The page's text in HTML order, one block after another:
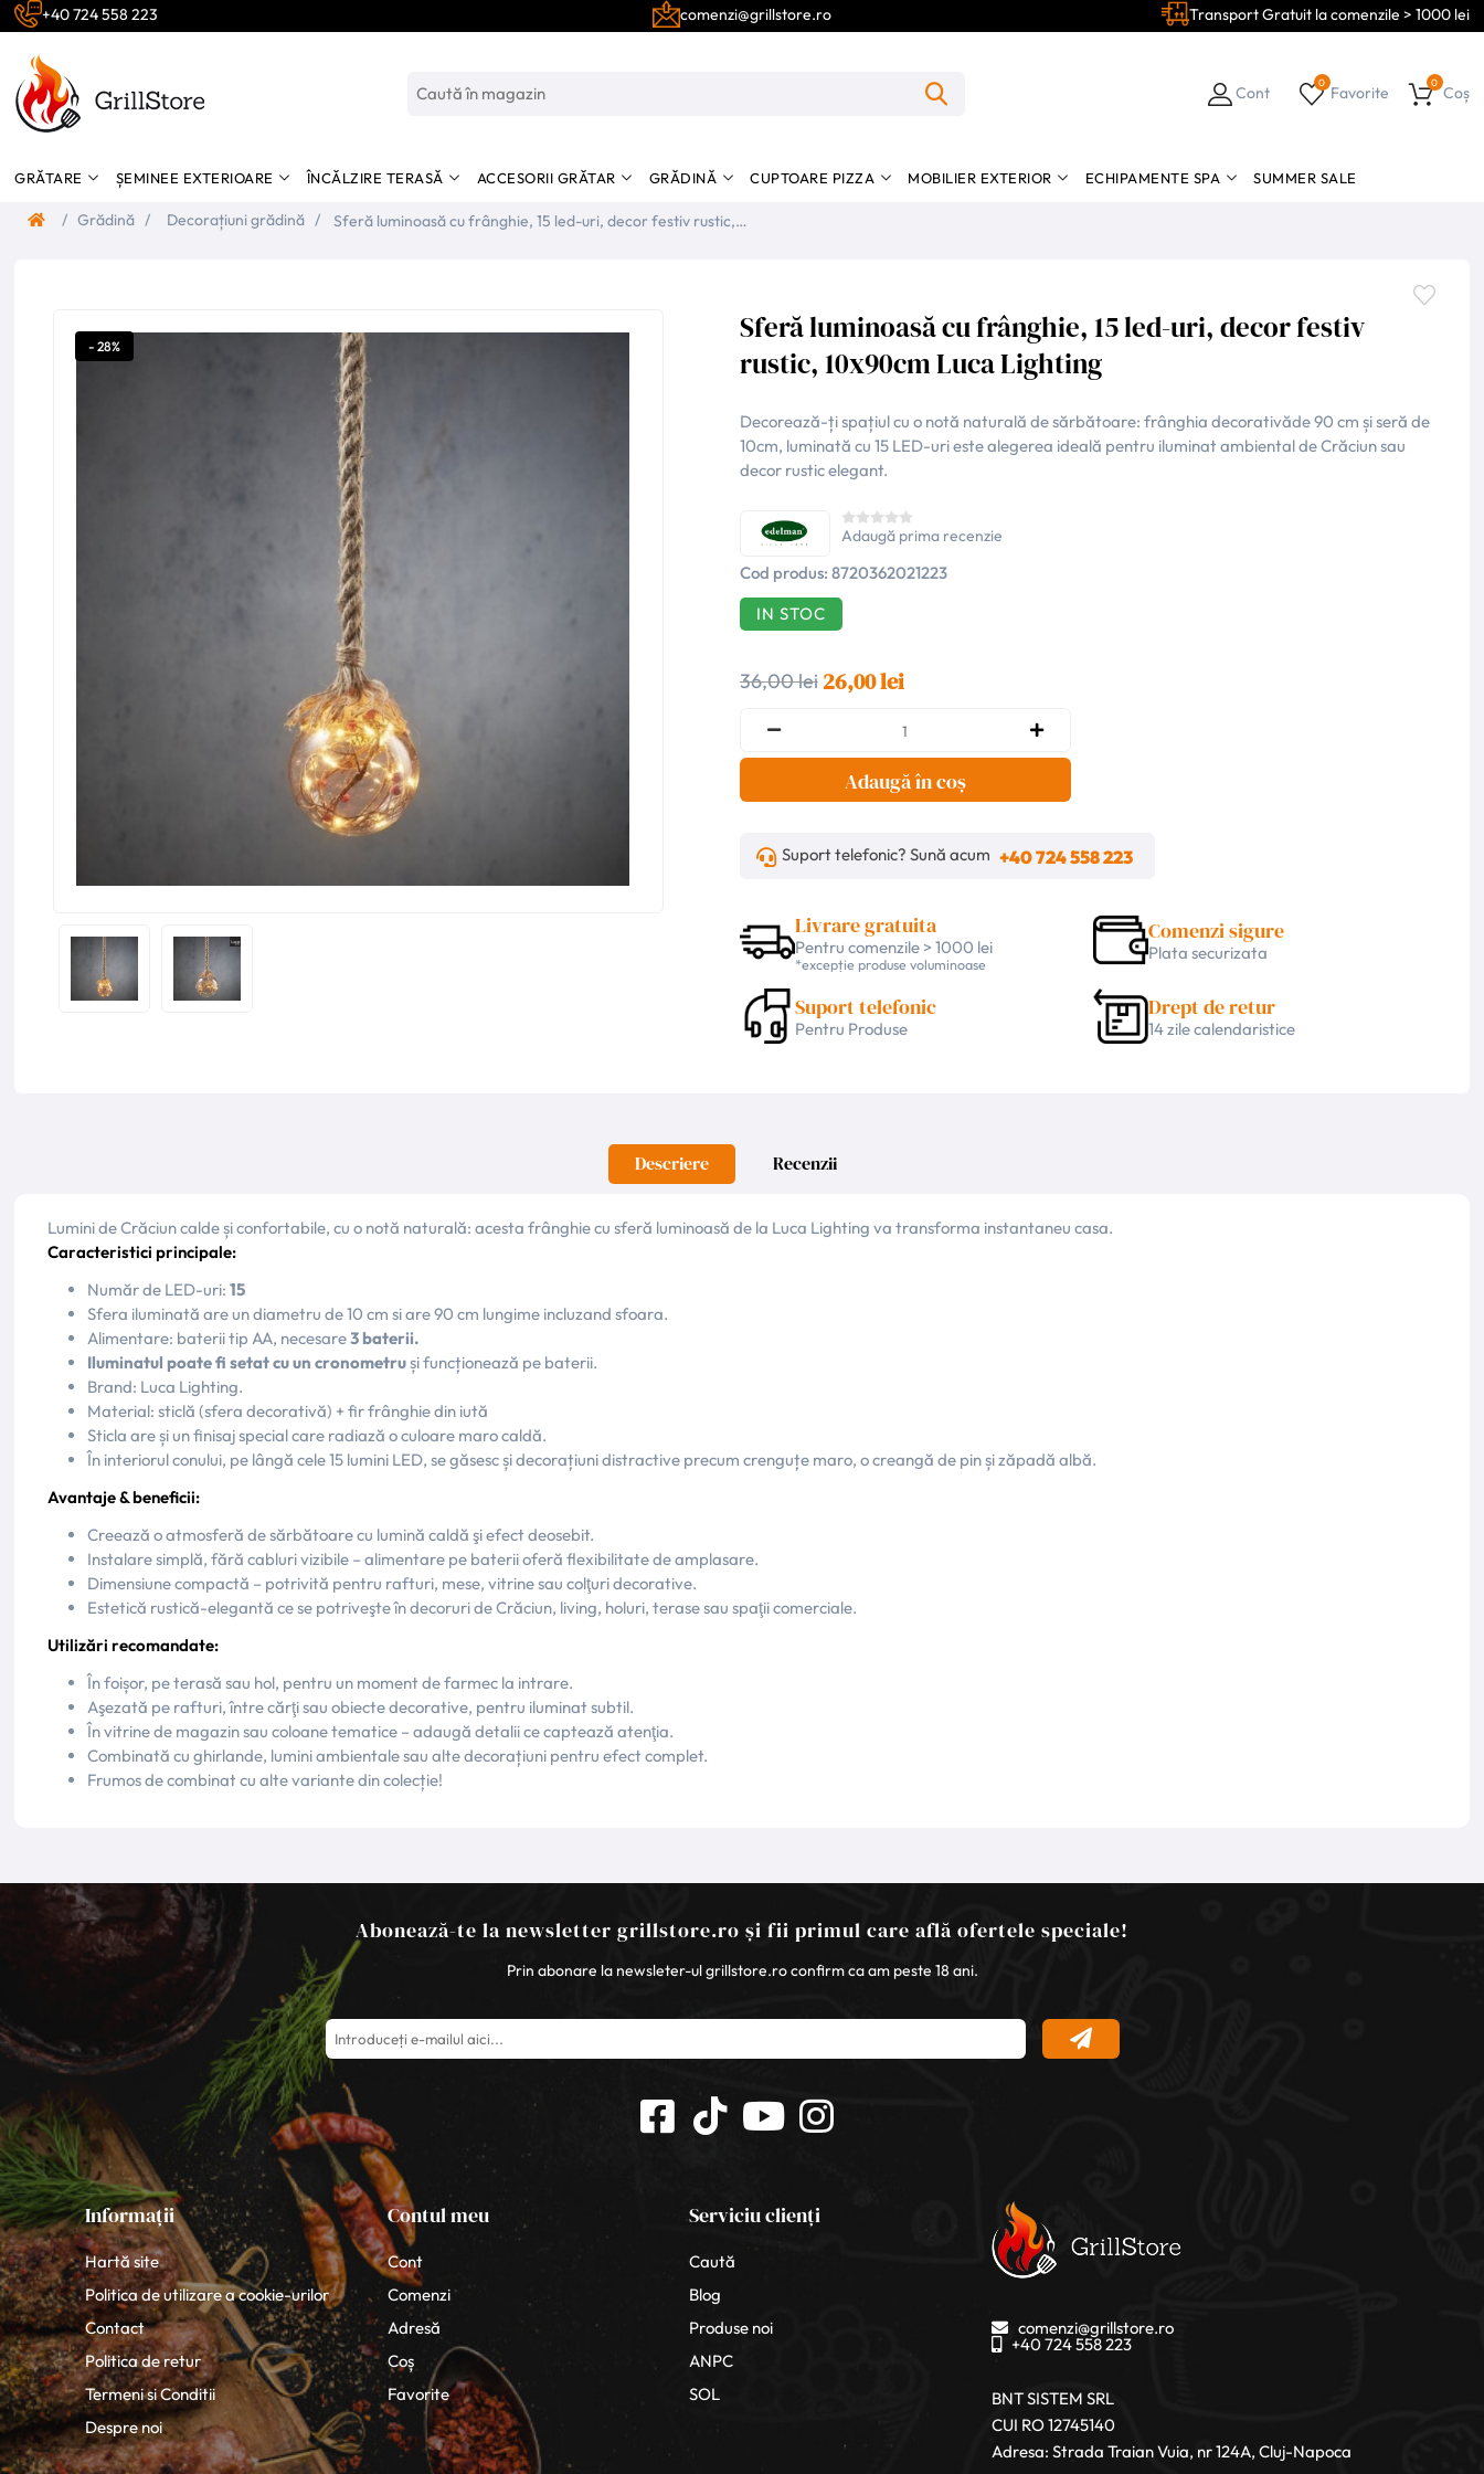
+40 724 558 223 comenzi@grillstore.ro Transport Gratuit la comenzile > 1000 lei
Cont Favorite
0
Coș
0
GRĂTARE ȘEMINEE EXTERIOARE ÎNCĂLZIRE TERASĂ ACCESORII GRĂTAR GRĂDINĂ CUPTOARE PIZZA MOBILIER EXTERIOR ECHIPAMENTE SPA SUMMER SALE
/ Grădină / Decorațiuni grădină /
Sferă luminoasă cu frânghie, 15 led-uri, decor festiv rustic,
- 28%
Sferă luminoasă cu frânghie, 15 led-uri, decor festiv
rustic, 10x90cm Luca Lighting
Decorează-ți spațiul cu o notă naturală de sărbătoare: frânghia decorativăde 90 cm și seră de
10cm, luminată cu 15 LED-uri este alegerea ideală pentru iluminat ambiental de Crăciun sau
decor rustic elegant.
Adaugă prima recenzie
Cod produs: 8720362021223
IN STOC
36,00 lei 26,00 lei
Adaugă în coș
Suport telefonic? Sună acum +40 724 558 223
Livrare gratuita
Pentru comenzile > 1000 lei
*excepție produse voluminoase
Comenzi sigure
Plata securizata
Suport telefonic
Pentru Produse
Drept de retur
14 zile calendaristice
Descriere Recenzii
Lumini de Crăciun calde și confortabile, cu o notă naturală: acesta frânghie cu sferă luminoasă de la Luca Lighting va transforma instantaneu casa.
Caracteristici principale:
Număr de LED-uri:15
Sfera iluminată are un diametru de 10 cm si are 90 cm lungime incluzand sfoara.
Alimentare: baterii tip AA, necesare3 baterii.
Iluminatul poate fi setat cu un cronometruși funcționează pe baterii.
Brand: Luca Lighting.
Material: sticlă (sfera decorativă) + fir frânghie din iută
Sticla are și un finisaj special care radiază o culoare maro caldă.
În interiorul conului, pe lângă cele 15 lumini LED, se găsesc și decorațiuni distractive precum crenguțe maro, o creangă de pin și zăpadă albă.
Avantaje & beneficii:
Creează o atmosferă de sărbătoare cu lumină caldă şi efect deosebit.
Instalare simplă, fără cabluri vizibile – alimentare pe baterii oferă flexibilitate de amplasare.
Dimensiune compactă – potrivită pentru rafturi, mese, vitrine sau colţuri decorative.
Estetică rustică-elegantă ce se potriveşte în decoruri de Crăciun, living, holuri, terase sau spaţii comerciale.
Utilizări recomandate:
În foișor, pe terasă sau hol, pentru un moment de farmec la intrare.
Aşezată pe rafturi, între cărţi sau obiecte decorative, pentru iluminat subtil.
În vitrine de magazin sau coloane tematice – adaugă detalii ce captează atenţia.
Combinată cu ghirlande, lumini ambientale sau alte decorațiuni pentru efect complet.
Frumos de combinat cu alte variante din colecție!
Abonează-te la newsletter grillstore.ro și fii primul care află ofertele speciale!
Prin abonare la newsleter-ul grillstore.ro confirm ca am peste 18 ani.
Informații
Hartă site
Politica de utilizare a cookie-urilor
Contact
Politica de retur
Termeni si Conditii
Despre noi
Contul meu
Cont
Comenzi
Adresă
Coș
Favorite
Serviciu clienți
Caută
Blog
Produse noi
ANPC
SOL
comenzi@grillstore.ro
+40 724 558 223
BNT SISTEM SRL
CUI RO 12745140
Adresa: Strada Traian Vuia, nr 124A, Cluj-Napoca